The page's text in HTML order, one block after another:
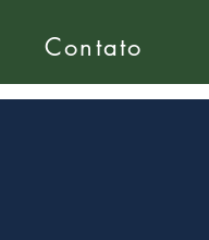
Contato